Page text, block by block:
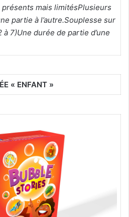
mais limitésPlusieurs
partie à l’autre.Souplesse sur
à 7)Une durée de partie d’une
« ENFANT »